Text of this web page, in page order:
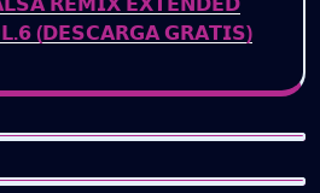
𝗥𝗘𝗠𝗜𝗫 𝗘𝗫𝗧𝗘𝗡𝗗𝗘𝗗
(𝗗𝗘𝗦𝗖𝗔𝗥𝗚𝗔 𝗚𝗥𝗔𝗧𝗜𝗦)